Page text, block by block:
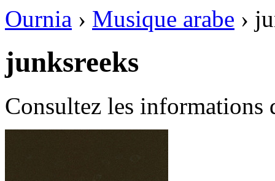
Ournia › Musique arabe ›
junksreeks
Consultez les informations